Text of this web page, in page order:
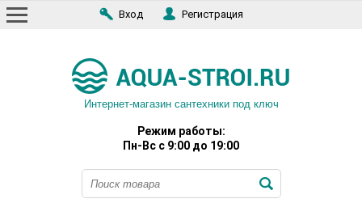
Вход Регистрация
Интернет-магазин сантехники под ключ
Режим работы:
Пн-Вс с 9:00 до 19:00